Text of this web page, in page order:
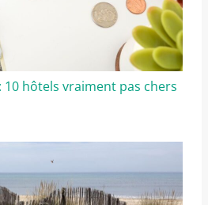
hôtels vraiment pas chers